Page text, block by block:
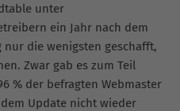
unter
ein Jahr nach dem
nur die wenigsten geschafft,
Zwar gab es zum Teil
% der befragten Webmaster
Update nicht wieder